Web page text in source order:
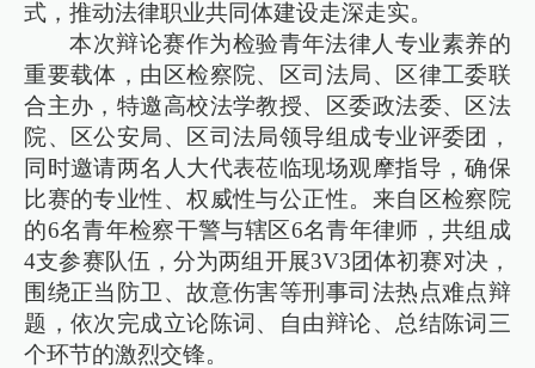
式，推动法律职业共同体建设走深走实。
本次辩论赛作为检验青年法律人专业素养的
重要载体，由区检察院、区司法局、区律工委联
合主办，特邀高校法学教授、区委政法委、区法
院、区公安局、区司法局领导组成专业评委团，
同时邀请两名人大代表莅临现场观摩指导，确保
比赛的专业性、权威性与公正性。来自区检察院
的6名青年检察干警与辖区6名青年律师，共组成
4支参赛队伍，分为两组开展3V3团体初赛对决，
围绕正当防卫、故意伤害等刑事司法热点难点辩
题，依次完成立论陈词、自由辩论、总结陈词三
个环节的激烈交锋。